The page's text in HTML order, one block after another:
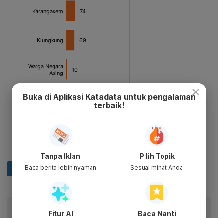
Baca artikel ini lewat aplikasi mobile.
×
Buka di Aplikasi Katadata untuk pengalaman
terbaik!
Tanpa Iklan
Baca berita lebih nyaman
Pilih Topik
Sesuai minat Anda
Fitur AI Baca Nanti